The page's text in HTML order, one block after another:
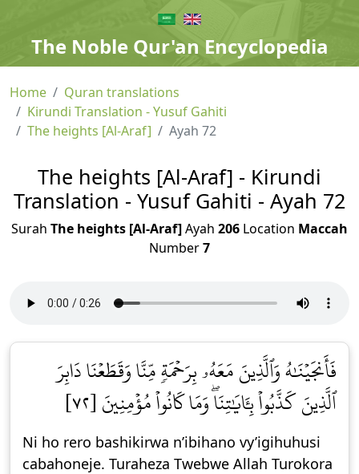
The Noble Qur'an Encyclopedia
Home
Quran translations
Kirundi Translation - Yusuf Gahiti
The heights [Al-Araf]
Ayah 72
The heights [Al-Araf] - Kirundi
Translation - Yusuf Gahiti - Ayah 72
Surah The heights [Al-Araf]Ayah 206 Location Maccah
Number7
فَأَنجَيۡنَٰهُ وَٱلَّذِينَ مَعَهُۥ بِرَحۡمَةٖ مِّنَّا وَقَطَعۡنَا دَابِرَ
ٱلَّذِينَ كَذَّبُواْ بِـَٔايَٰتِنَاۖ وَمَا كَانُواْ مُؤۡمِنِينَ [٧٢]
Ni ho rero bashikirwa n’ibihano vy’igihuhusi
cabahoneje. Turaheza Twebwe Allah Turokora